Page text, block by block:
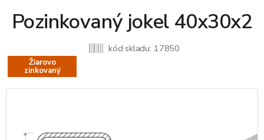
Pozinkovaný jokel 40x30x2
kód skladu: 17850
Žiarovo
zinkovaný